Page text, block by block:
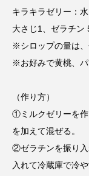
Singing with a
SUNSUNキッズ
This is SUEKI
youtube
キラキラゼリー：
大さじ1、ゼラチン
※シロップの量は
※お好みで黄桃、
（作り方）
①ミルクゼリーを作
を加えて混ぜる。
②ゼラチンを振り入
入れて冷蔵庫で冷や